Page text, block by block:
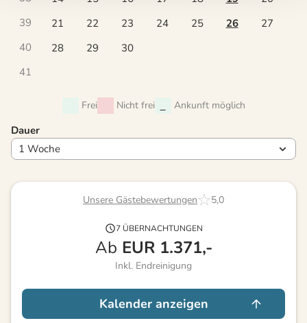
39
21 22 23 24 25 26
27
40
28 29
30
41
Frei Nicht frei Ankunft möglich
Dauer
Unsere Gästebewertungen 5,0
7 ÜBERNACHTUNGEN
Ab EUR 1.371,-
Inkl. Endreinigung
Kalender anzeigen